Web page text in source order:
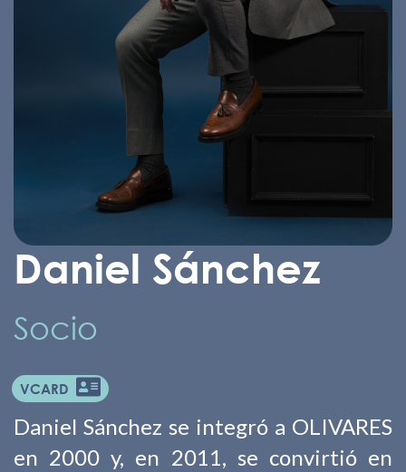
Daniel Sánchez
Socio
VCARD
Daniel Sánchez se integró a OLIVARES
en 2000 y, en 2011, se convirtió en